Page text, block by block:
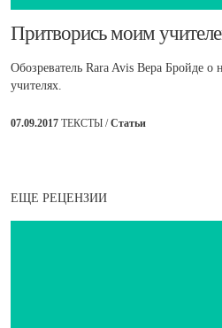
​Притворись моим
Обозреватель Rara Avis Вера Бройде
учителях.
07.09.2017 ТЕКСТЫ /Статьи
ЕЩЕ РЕЦЕНЗИИ